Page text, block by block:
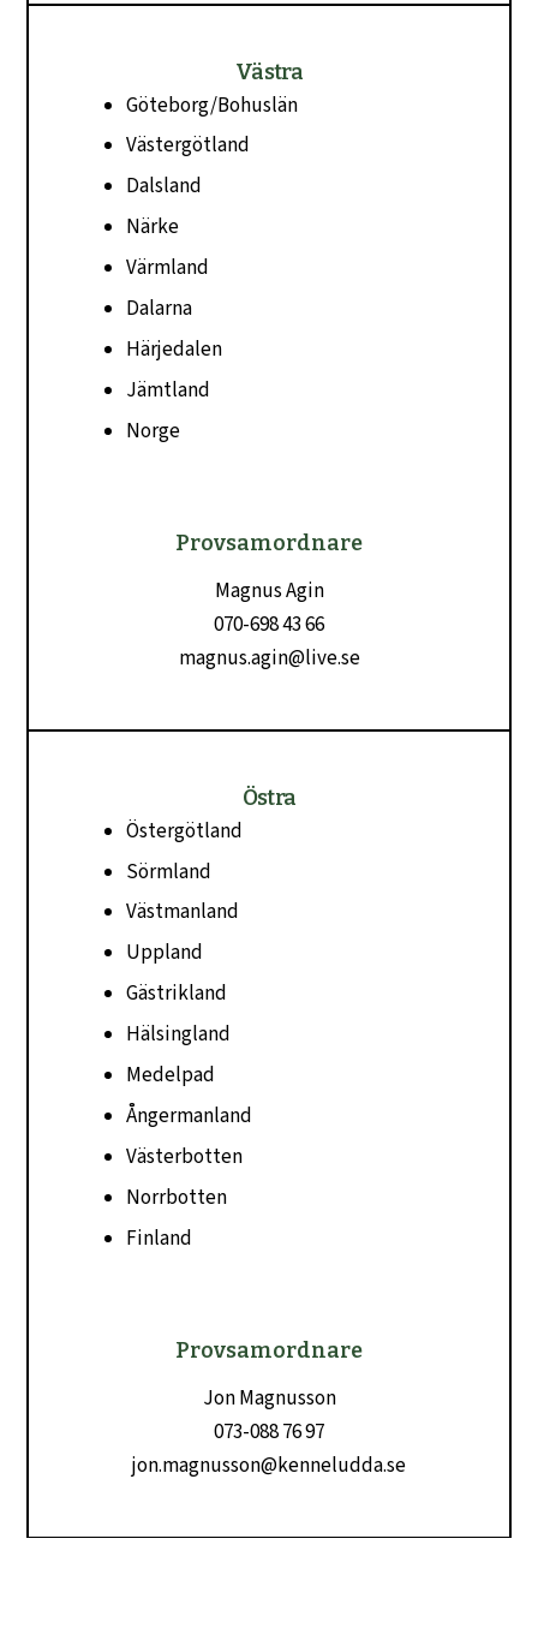
Västra
Göteborg/Bohuslän
Västergötland
Dalsland
Närke
Värmland
Dalarna
Härjedalen
Jämtland
Norge
Provsamordnare
Magnus Agin
070-698 43 66
magnus.agin@live.se
Östra
Östergötland
Sörmland
Västmanland
Uppland
Gästrikland
Hälsingland
Medelpad
Ångermanland
Västerbotten
Norrbotten
Finland
Provsamordnare
Jon Magnusson
073-088 76 97
jon.magnusson@kenneludda.se